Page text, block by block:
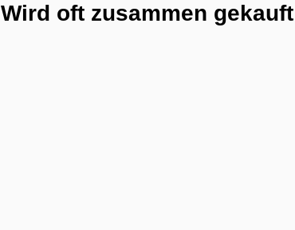
Wird oft zusammen gekauft